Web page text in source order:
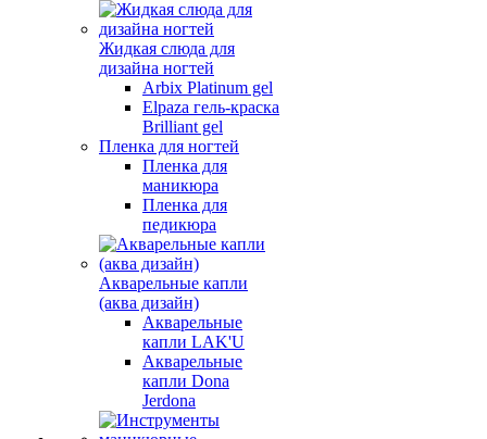
Жидкая слюда для
дизайна ногтей
Arbix Platinum gel
Elpaza гель-краска
Brilliant gel
Пленка для ногтей
Пленка для
маникюра
Пленка для
педикюра
Акварельные капли
(аква дизайн)
Акварельные
капли LAK'U
Акварельные
капли Dona
Jerdona